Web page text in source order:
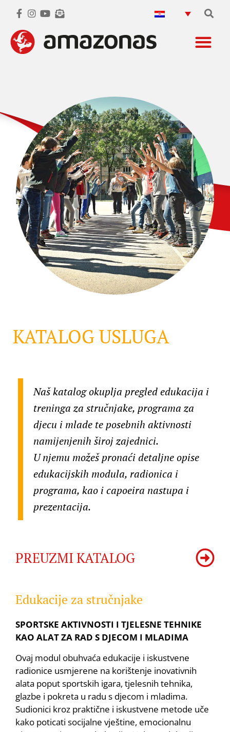
KATALOG USLUGA
Naš katalog okuplja pregled edukacija i
treninga za stručnjake, programa za
djecu i mlade te posebnih aktivnosti
namijenjenih široj zajednici.
U njemu možeš pronaći detaljne opise
edukacijskih modula, radionica i
programa, kao i capoeira nastupa i
prezentacija.
PREUZMI KATALOG
Edukacije za stručnjake
SPORTSKE AKTIVNOSTI I TJELESNE TEHNIKE
KAO ALAT ZA RAD S DJECOM I MLADIMA
Ovaj modul obuhvaća edukacije i iskustvene
radionice usmjerene na korištenje inovativnih
alata poput sportskih igara, tjelesnih tehnika,
glazbe i pokreta u radu s djecom i mladima.
Sudionici kroz praktične i iskustvene metode uče
kako poticati socijalne vještine, emocionalnu